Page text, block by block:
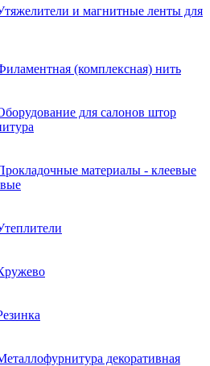
и магнитные ленты для
(комплексная) нить
для салонов штор
материалы - клеевые
декоративная